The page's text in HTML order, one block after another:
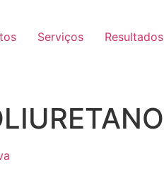
Serviços Resultados